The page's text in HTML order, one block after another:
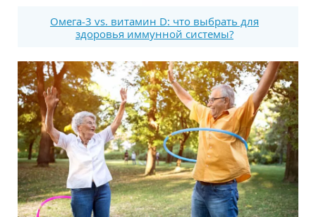
Омега-3 vs. витамин D: что выбрать для
здоровья иммунной системы?